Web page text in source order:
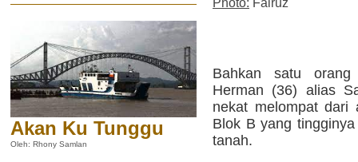
Akan Ku Tunggu
Oleh: Rhony Samlan
Bahkan satu orang
Herman (36) alias
nekat melompat dari
Blok B yang
tanah.